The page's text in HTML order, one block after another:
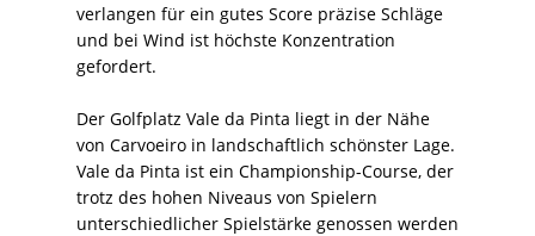
verlangen für ein gutes Score präzise Schläge
und bei Wind ist höchste Konzentration
gefordert.
Der Golfplatz Vale da Pinta liegt in der Nähe
von Carvoeiro in landschaftlich schönster Lage.
Vale da Pinta ist ein Championship-Course, der
trotz des hohen Niveaus von Spielern
unterschiedlicher Spielstärke genossen werden